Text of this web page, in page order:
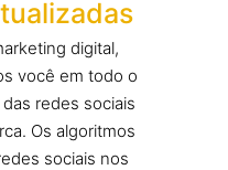
digital,
você em todo o
redes sociais
Os algoritmos
sociais nos